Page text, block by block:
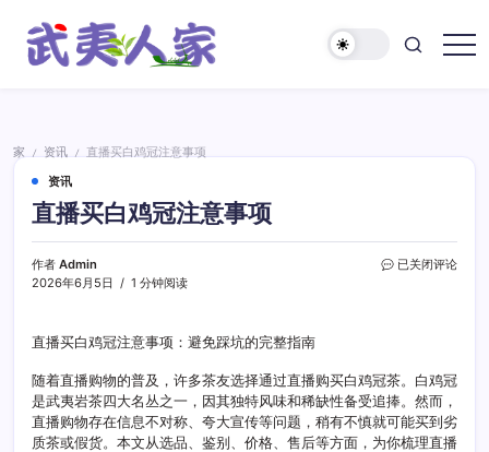
家
家 / 资讯 /
直播买白鸡冠注意事项
资讯
直播买白鸡冠注意事项
作者 Admin
2026年6月5日
1 分钟阅读
直
注
意
事
项
已关闭评论
直播买白鸡冠注意事项：避免踩坑的完整指南
随着直播购物的普及，许多茶友选择通过直播购买白鸡冠茶。白鸡冠
是武夷岩茶四大名丛之一，因其独特风味和稀缺性备受追捧。然而，
直播购物存在信息不对称、夸大宣传等问题，稍有不慎就可能买到劣
质茶或假货。本文从选品、鉴别、价格、售后等方面，为你梳理直播